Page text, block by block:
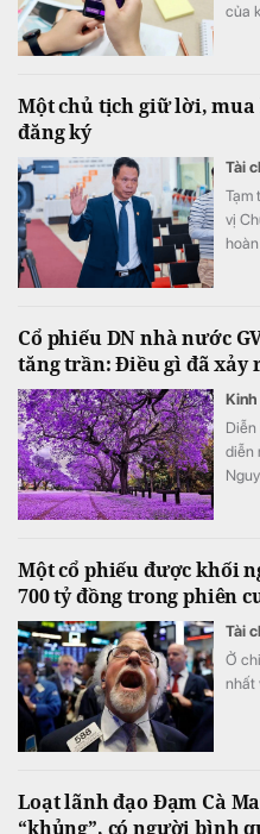
của
Một chủ tịch giữ lời,
đăng ký
Tài
Tạm
vị
Cổ phiếu DN nhà nước
tăng trần: Điều gì đã xảy
Kinh
diễn
nhà
Một cổ phiếu được khối
700 tỷ đồng trong phiên
Tài
Ở
nhất
Loạt lãnh đạo Đạm Cà
“khủng”, có người bình